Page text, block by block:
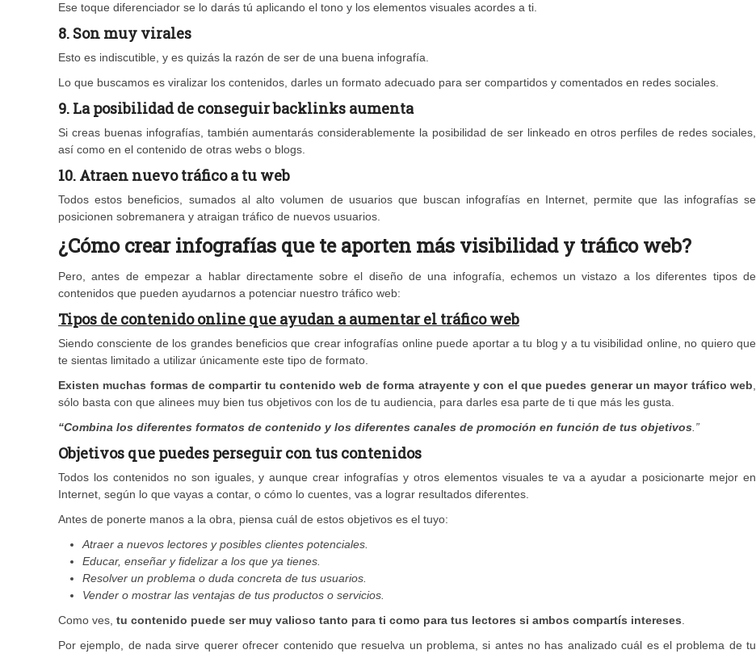
Ese toque diferenciador se lo darás tú aplicando el tono y los elementos visuales acordes a ti.
8. Son muy virales
Esto es indiscutible, y es quizás la razón de ser de una buena infografía.
Lo que buscamos es viralizar los contenidos, darles un formato adecuado para ser compartidos y comentados en redes sociales.
9. La posibilidad de conseguir backlinks aumenta
Si creas buenas infografías, también aumentarás considerablemente la posibilidad de ser linkeado en otros perfiles de redes sociales,
así como en el contenido de otras webs o blogs.
10. Atraen nuevo tráfico a tu web
Todos estos beneficios, sumados al alto volumen de usuarios que buscan infografías en Internet, permite que las infografías se
posicionen sobremanera y atraigan tráfico de nuevos usuarios.
¿Cómo crear infografías que te aporten más visibilidad y tráfico web?
Pero, antes de empezar a hablar directamente sobre el diseño de una infografía, echemos un vistazo a los diferentes tipos de
contenidos que pueden ayudarnos a potenciar nuestro tráfico web:
Tipos de contenido online que ayudan a aumentar el tráfico web
Siendo consciente de los grandes beneficios que crear infografías online puede aportar a tu blog y a tu visibilidad online, no quiero que
te sientas limitado a utilizar únicamente este tipo de formato.
Existen muchas formas de compartir tu contenido web de forma atrayente y con el que puedes generar un mayor tráfico web,
sólo basta con que alinees muy bien tus objetivos con los de tu audiencia, para darles esa parte de ti que más les gusta.
“Combina los diferentes formatos de contenido y los diferentes canales de promoción en función de tus objetivos.”
Objetivos que puedes perseguir con tus contenidos
Todos los contenidos no son iguales, y aunque crear infografías y otros elementos visuales te va a ayudar a posicionarte mejor en
Internet, según lo que vayas a contar, o cómo lo cuentes, vas a lograr resultados diferentes.
Antes de ponerte manos a la obra, piensa cuál de estos objetivos es el tuyo:
Atraer a nuevos lectores y posibles clientes potenciales.
Educar, enseñar y fidelizar a los que ya tienes.
Resolver un problema o duda concreta de tus usuarios.
Vender o mostrar las ventajas de tus productos o servicios.
Como ves, tu contenido puede ser muy valioso tanto para ti como para tus lectores si ambos compartís intereses.
Por ejemplo, de nada sirve querer ofrecer contenido que resuelva un problema, si antes no has analizado cuál es el problema de tu